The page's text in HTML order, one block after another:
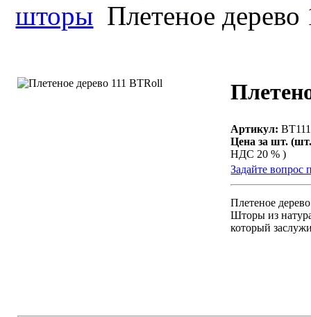
шторы Плетеное
Артикул:ВТ111
Цена за шт.
НДС 20 % )
Задайте вопрос
Плетеное
Шторы из
который